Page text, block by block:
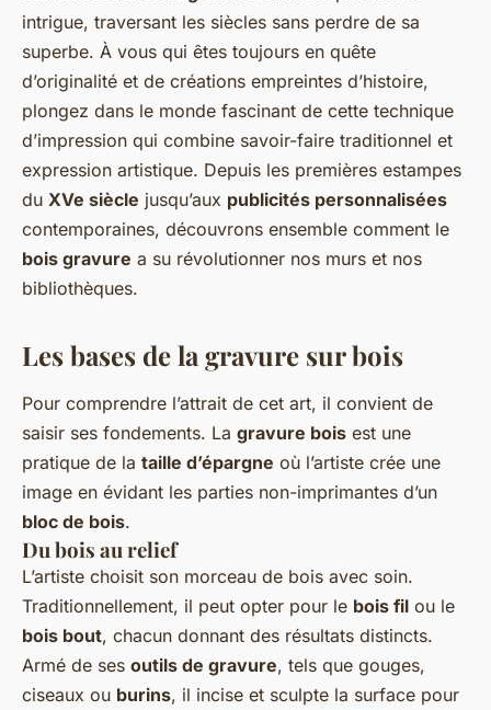
imprimés détaillés
Damien•24 décembre 2023•6 min de lecture
intrigue, traversant les siècles sans perdre de sa
superbe. À vous qui êtes toujours en quête
d’originalité et de créations empreintes d’histoire,
plongez dans le monde fascinant de cette technique
d’impression qui combine savoir-faire traditionnel et
expression artistique. Depuis les premières estampes
du XVe siècle jusqu’aux publicités personnalisées
contemporaines, découvrons ensemble comment le
bois gravure a su révolutionner nos murs et nos
bibliothèques.
Les bases de la gravure sur bois
Pour comprendre l’attrait de cet art, il convient de
saisir ses fondements. La gravure bois est une
pratique de la taille d’épargne où l’artiste crée une
image en évidant les parties non-imprimantes d’un
bloc de bois.
Du bois au relief
L’artiste choisit son morceau de bois avec soin.
Traditionnellement, il peut opter pour le bois fil ou le
bois bout, chacun donnant des résultats distincts.
Armé de ses outils de gravure, tels que gouges,
ciseaux ou burins, il incise et sculpte la surface pour